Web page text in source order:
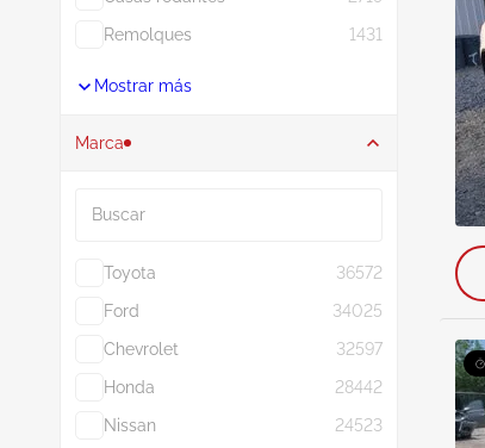
Remolques
1431
Mostrar más
Marca
Toyota
36572
Ford
34025
Chevrolet
32597
Honda
28442
Nissan
24523